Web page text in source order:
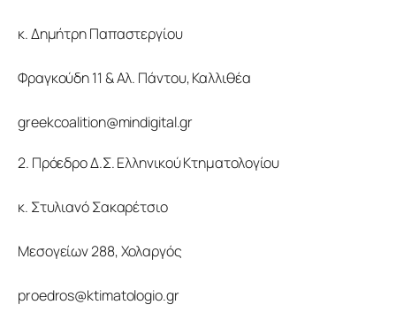
κ. Δημήτρη Παπαστεργίου
Φραγκούδη 11 & Αλ. Πάντου, Καλλιθέα
greekcoalition@mindigital.gr
2. Πρόεδρο Δ.Σ. Ελληνικού Κτηματολογίου
κ. Στυλιανό Σακαρέτσιο
Μεσογείων 288, Χολαργός
proedros@ktimatologio.gr